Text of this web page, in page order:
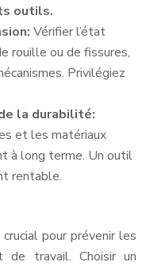
outils.
Vérifier l’état
rouille ou de fissures,
Privilégiez
la durabilité:
et les matériaux
à long terme. Un outil
rentable.
pour prévenir les
travail. Choisir un